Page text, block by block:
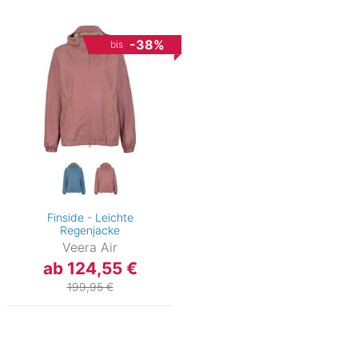
bis -38%
Finside - Leichte
Regenjacke
Veera Air
ab 124,55 €
199,95 €